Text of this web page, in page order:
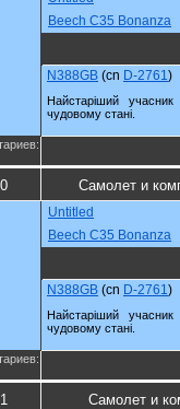
Beech C35 Bonanza
N388GB (cn D-2761)
Найстаріший
чудовому стані.
Самолет и
Untitled
Beech C35 Bonanza
N388GB (cn D-2761)
Найстаріший
чудовому стані.
Самолет и